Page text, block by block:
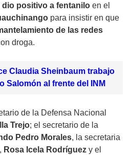
dio positivo a fentanilo en el
para insistir en que
de las redes
droga.
Claudia Sheinbaum trabajo
Salomón al frente del INM
de la Defensa Nacional
Trejo; el secretario de la
Pedro Morales, la secretaria
Rosa Icela Rodríguez y el